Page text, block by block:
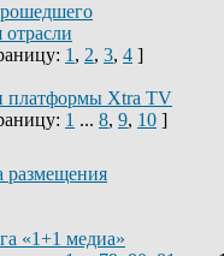
отрасли
1 , 2, 3, 4 ]
платформы Xtra TV
1 ... 8, 9, 10 ]
размещения
«1+1 медиа»